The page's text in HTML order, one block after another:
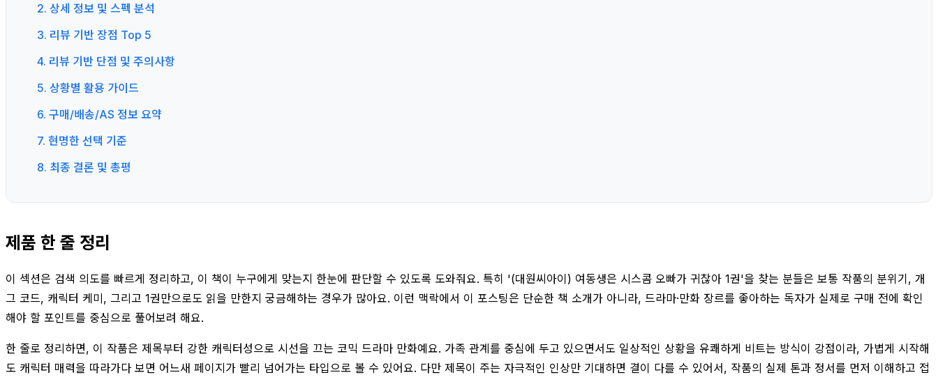
2. 상세 정보 및 스펙 분석
3. 리뷰 기반 장점 Top 5
4. 리뷰 기반 단점 및 주의사항
5. 상황별 활용 가이드
6. 구매/배송/AS 정보 요약
7. 현명한 선택 기준
8. 최종 결론 및 총평
제품 한 줄 정리
이 섹션은 검색 의도를 빠르게 정리하고, 이 책이 누구에게 맞는지 한눈에 판단할 수 있도록 도와줘요. 특히 '(대원씨아이) 여동생은 시스콤 오빠가 귀찮아 1권'을 찾는 분들은 보통 작품의 분위기, 개
그 코드, 캐릭터 케미, 그리고 1권만으로도 읽을 만한지 궁금해하는 경우가 많아요. 이런 맥락에서 이 포스팅은 단순한 책 소개가 아니라, 드라마·만화 장르를 좋아하는 독자가 실제로 구매 전에 확인
해야 할 포인트를 중심으로 풀어보려 해요.
한 줄로 정리하면, 이 작품은 제목부터 강한 캐릭터성으로 시선을 끄는 코믹 드라마 만화예요. 가족 관계를 중심에 두고 있으면서도 일상적인 상황을 유쾌하게 비트는 방식이 강점이라, 가볍게 시작해
도 캐릭터 매력을 따라가다 보면 어느새 페이지가 빨리 넘어가는 타입으로 볼 수 있어요. 다만 제목이 주는 자극적인 인상만 기대하면 결이 다를 수 있어서, 작품의 실제 톤과 정서를 먼저 이해하고 접